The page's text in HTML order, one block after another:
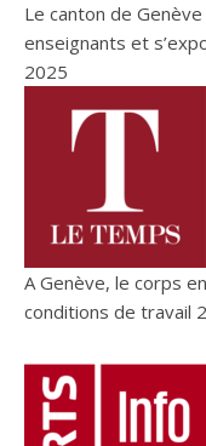
Le canton de
enseignants et
2025
A Genève, le corps
conditions de travail